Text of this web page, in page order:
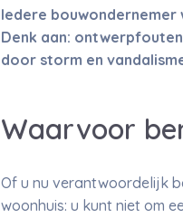
Iedere
Denk aan:
door storm en
Waarvoor
Of u nu verantwoordelijk
woonhuis: u kunt niet om